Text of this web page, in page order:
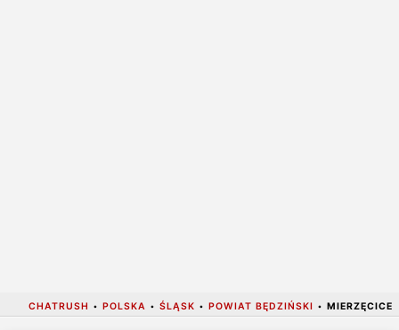
CHATRUSH • POLSKA • ŚLĄSK • POWIAT BĘDZIŃSKI • MIERZĘCICE